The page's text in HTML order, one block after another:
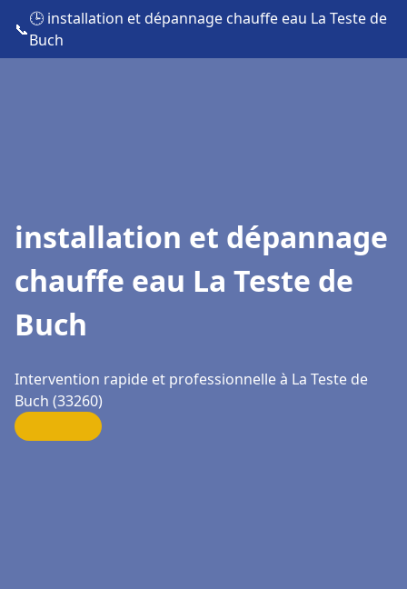
📞
🕒 installation et dépannage chauffe eau La Teste de
Buch
installation et dépannage
chauffe eau La Teste de
Buch
Intervention rapide et professionnelle à La Teste de
Buch (33260)